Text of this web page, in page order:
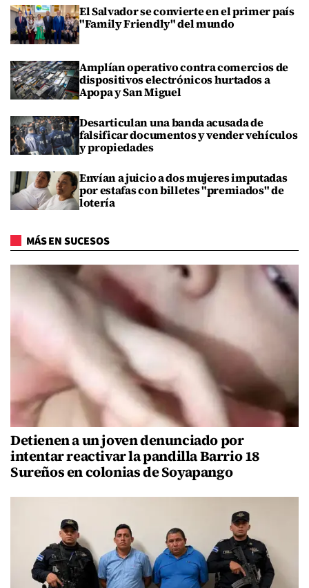
El Salvador se convierte en el primer país
"Family Friendly" del mundo
Amplían operativo contra comercios de
dispositivos electrónicos hurtados a
Apopa y San Miguel
Desarticulan una banda acusada de
falsificar documentos y vender vehículos
y propiedades
Envían a juicio a dos mujeres imputadas
por estafas con billetes "premiados" de
lotería
MÁS EN SUCESOS
Detienen a un joven denunciado por
intentar reactivar la pandilla Barrio 18
Sureños en colonias de Soyapango